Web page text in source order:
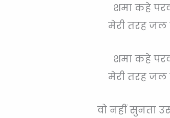
शमा कहे
मेरी तरह जल
शमा कहे
मेरी तरह जल
वो नहीं सुनता